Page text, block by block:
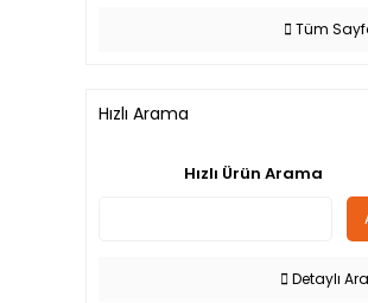
Tüm
Hızlı Arama
Hızlı Ürün Arama
Detaylı